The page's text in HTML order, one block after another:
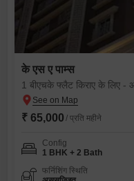
के एस ए पाम्स
1 बीएचके फ्लैट किराए के लिए -
₹ 65,000 / प्रति महीने
Config
1 BHK + 2 Bath
फर्निशिंग स्थिति